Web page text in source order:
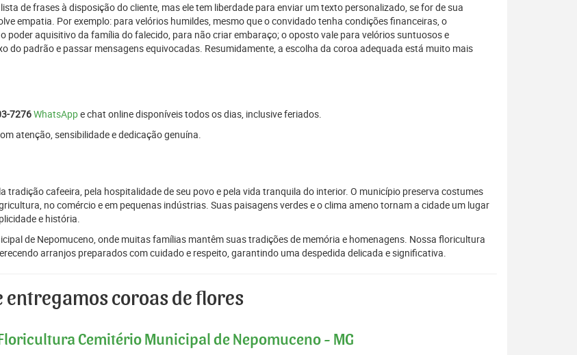
de frases à disposição do cliente, mas ele tem liberdade para enviar um texto personalizado, se for de sua
empatia. Por exemplo: para velórios humildes, mesmo que o convidado tenha condições financeiras, o
poder aquisitivo da família do falecido, para não criar embaraço; o oposto vale para velórios suntuosos e
do padrão e passar mensagens equivocadas. Resumidamente, a escolha da coroa adequada está muito mais
7276WhatsAppe chat online disponíveis todos os dias, inclusive feriados.
atenção, sensibilidade e dedicação genuína.
tradição cafeeira, pela hospitalidade de seu povo e pela vida tranquila do interior. O município preserva costumes
no comércio e em pequenas indústrias. Suas paisagens verdes e o clima ameno tornam a cidade um lugar
e história.
de Nepomuceno, onde muitas famílias mantêm suas tradições de memória e homenagens. Nossa floricultura
arranjos preparados com cuidado e respeito, garantindo uma despedida delicada e significativa.
entregamos coroas de flores
Floricultura Cemitério Municipal de Nepomuceno - MG